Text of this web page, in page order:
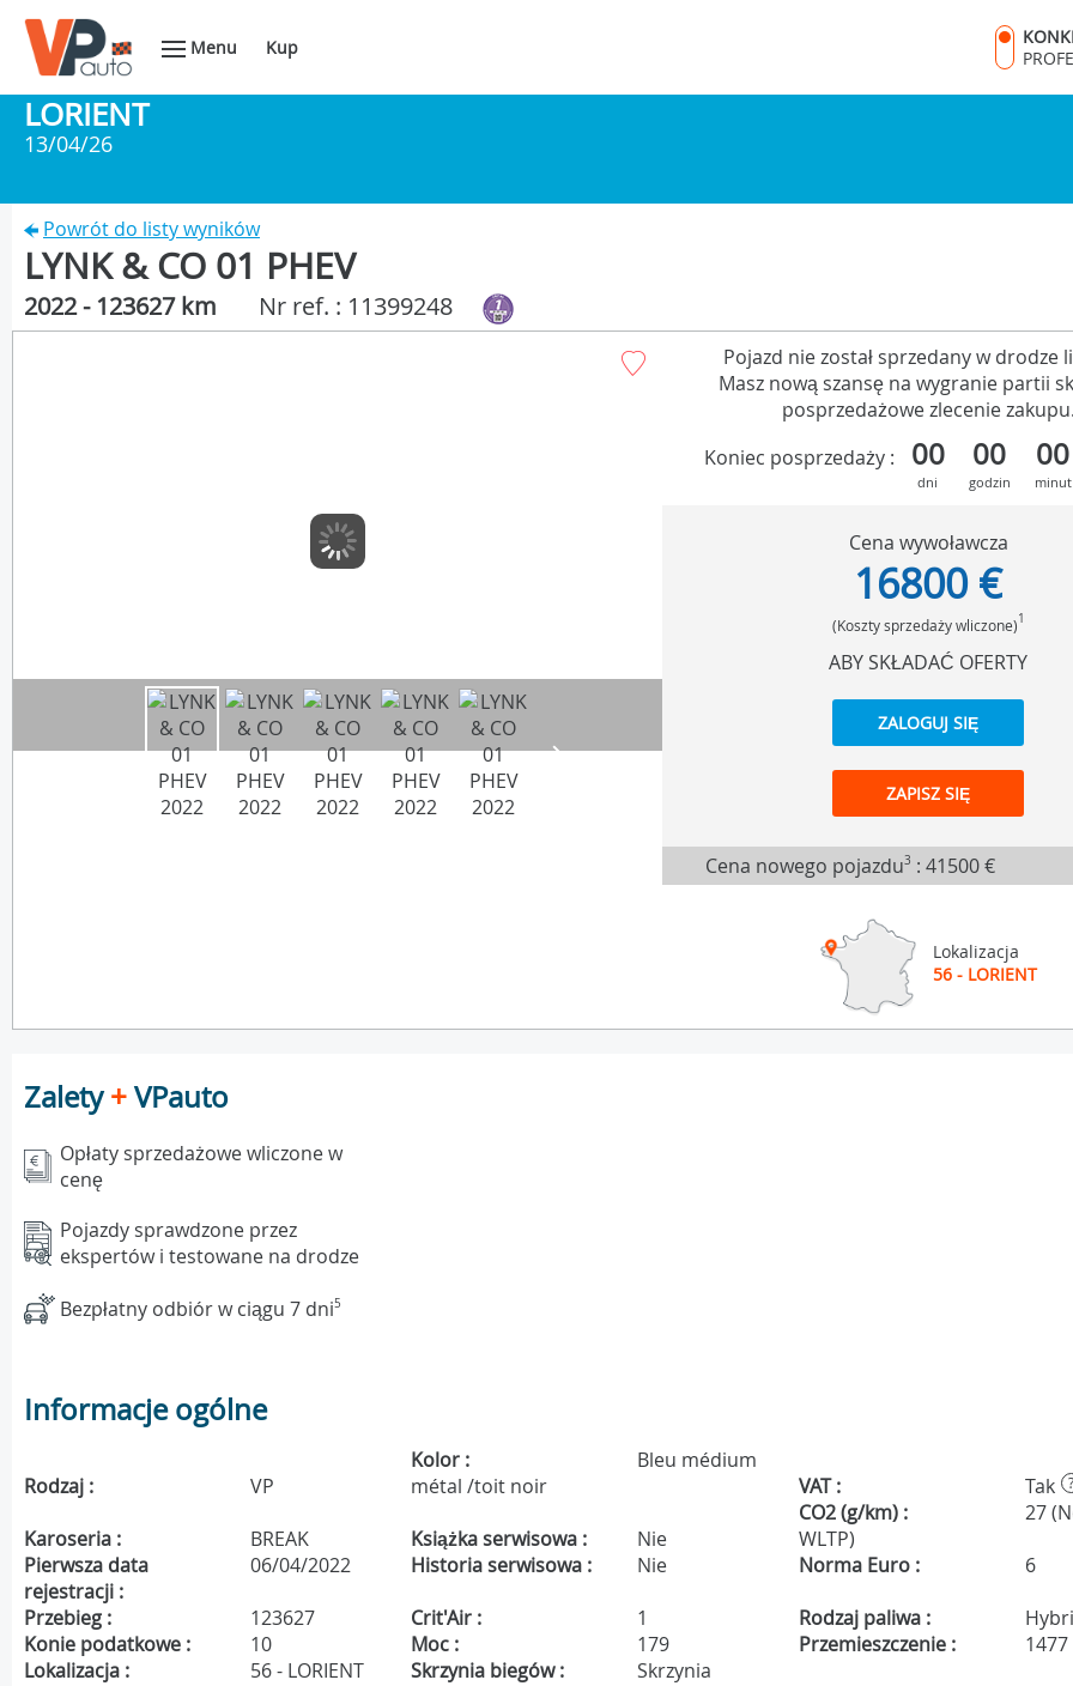
Menu Kup
LORIENT
13/04/26
Powrót do listy wyników
LYNK & CO 01 PHEV
2022 - 123627 km Nr ref. : 11399248
Pojazd nie został sprzedany w drodze
Masz nową szansę na wygranie partii
posprzedażowe zlecenie zakupu.
Koniec posprzedaży :
00
dni
00
godzin
00
minut
Cena wywoławcza
16800 €
(Koszty sprzedaży wliczone)1
ABY SKŁADAĆ OFERTY
ZALOGUJ SIĘ
ZAPISZ SIĘ
Cena nowego pojazdu3 : 41500 €
Lokalizacja
56 - LORIENT
Zalety+VPauto
Opłaty sprzedażowe wliczone w
cenę
Pojazdy sprawdzone przez
ekspertów i testowane na drodze
Bezpłatny odbiór w ciągu 7 dni5
Informacje ogólne
Rodzaj : VP
Kolor :
Bleu médium
métal /toit noir
VAT : Tak ?
Karoseria : BREAK Książka serwisowa : Nie
CO2 (g/km) :
27
WLTP)
Pierwsza data
rejestracji :
06/04/2022 Historia serwisowa : Nie Norma Euro :
6
Przebieg :
123627 Crit'Air : 1 Rodzaj paliwa :
Konie podatkowe :
10 Moc : 179 Przemieszczenie :
1477
Lokalizacja :
56 - LORIENT Skrzynia biegów : Skrzynia